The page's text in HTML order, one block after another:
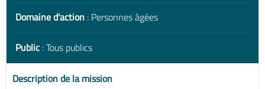
Domaine d'action : Personnes âgées
Public : Tous publics
Description de la mission